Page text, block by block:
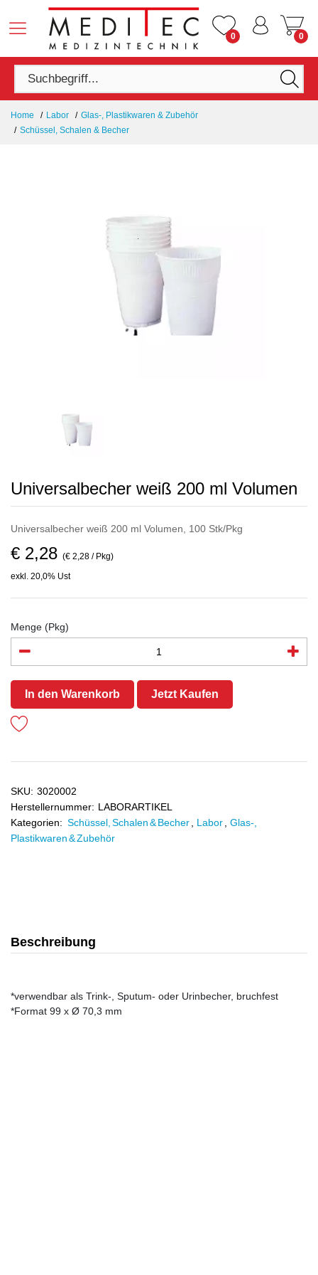
0 0
Home Labor
Glas-, Plastikwaren & Zubehör
Schüssel, Schalen & Becher
Universalbecher weiß 200 ml Volumen
Universalbecher weiß 200 ml Volumen, 100 Stk/Pkg
€ 2,28 (€ 2,28 / Pkg)
exkl. 20,0% Ust
Menge (Pkg)
In den Warenkorb Jetzt Kaufen
SKU: 3020002
Herstellernummer: LABORARTIKEL
Kategorien: Schüssel, Schalen & Becher Labor
Glas-,
Plastikwaren & Zubehör
Beschreibung
*verwendbar als Trink-, Sputum- oder Urinbecher, bruchfest
*Format 99 x Ø 70,3 mm